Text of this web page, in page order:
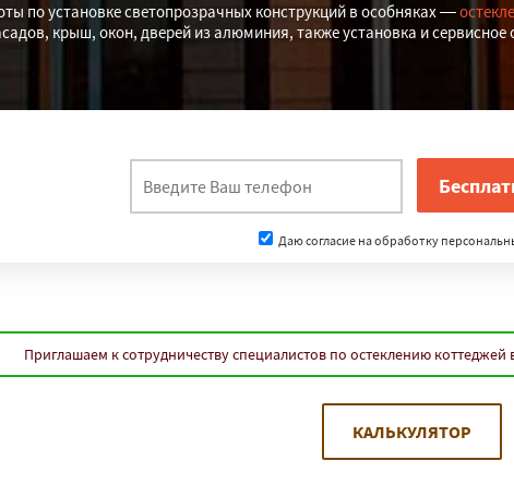
по установке светопрозрачных конструкций в особняках —
крыш, окон, дверей из алюминия, также установка и
Даю согласие на обработку
Приглашаем к сотрудничеству специалистов по остеклению коттеджей
КАЛЬКУЛЯТОР